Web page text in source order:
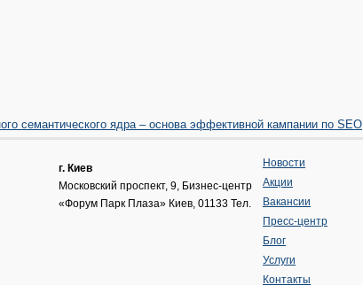
семантического ядра – основа эффективной кампании по SEO
г. Киев
Московский проспект, 9, Бизнес-центр
«Форум Парк Плаза» Киев, 01133 Тел.
Новости
Акции
Вакансии
Пресс-центр
Блог
Услуги
Контакты